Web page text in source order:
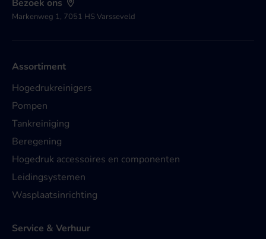
Bezoek ons
Markenweg 1, 7051 HS Varsseveld
Assortiment
Hogedrukreinigers
Pompen
Tankreiniging
Beregening
Hogedruk accessoires en componenten
Leidingsystemen
Wasplaatsinrichting
Service & Verhuur